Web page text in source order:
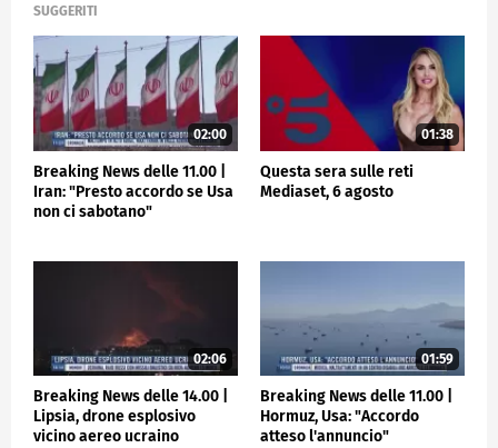
MEDIASET
SUGGERITI
02:00
Breaking News delle 11.00 |
Iran: "Presto accordo se Usa
non ci sabotano"
01:38
Questa sera sulle reti
Mediaset, 6 agosto
02:06
Breaking News delle 14.00 |
Lipsia, drone esplosivo
vicino aereo ucraino
01:59
Breaking News delle 11.00 |
Hormuz, Usa: "Accordo
atteso l'annuncio"